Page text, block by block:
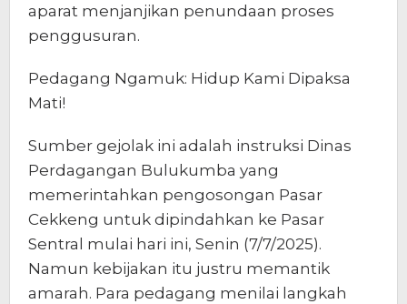
aparat menjanjikan penundaan proses
penggusuran.
Pedagang Ngamuk: Hidup Kami Dipaksa
Mati!
Sumber gejolak ini adalah instruksi Dinas
Perdagangan Bulukumba yang
memerintahkan pengosongan Pasar
Cekkeng untuk dipindahkan ke Pasar
Sentral mulai hari ini, Senin (7/7/2025).
Namun kebijakan itu justru memantik
amarah. Para pedagang menilai langkah